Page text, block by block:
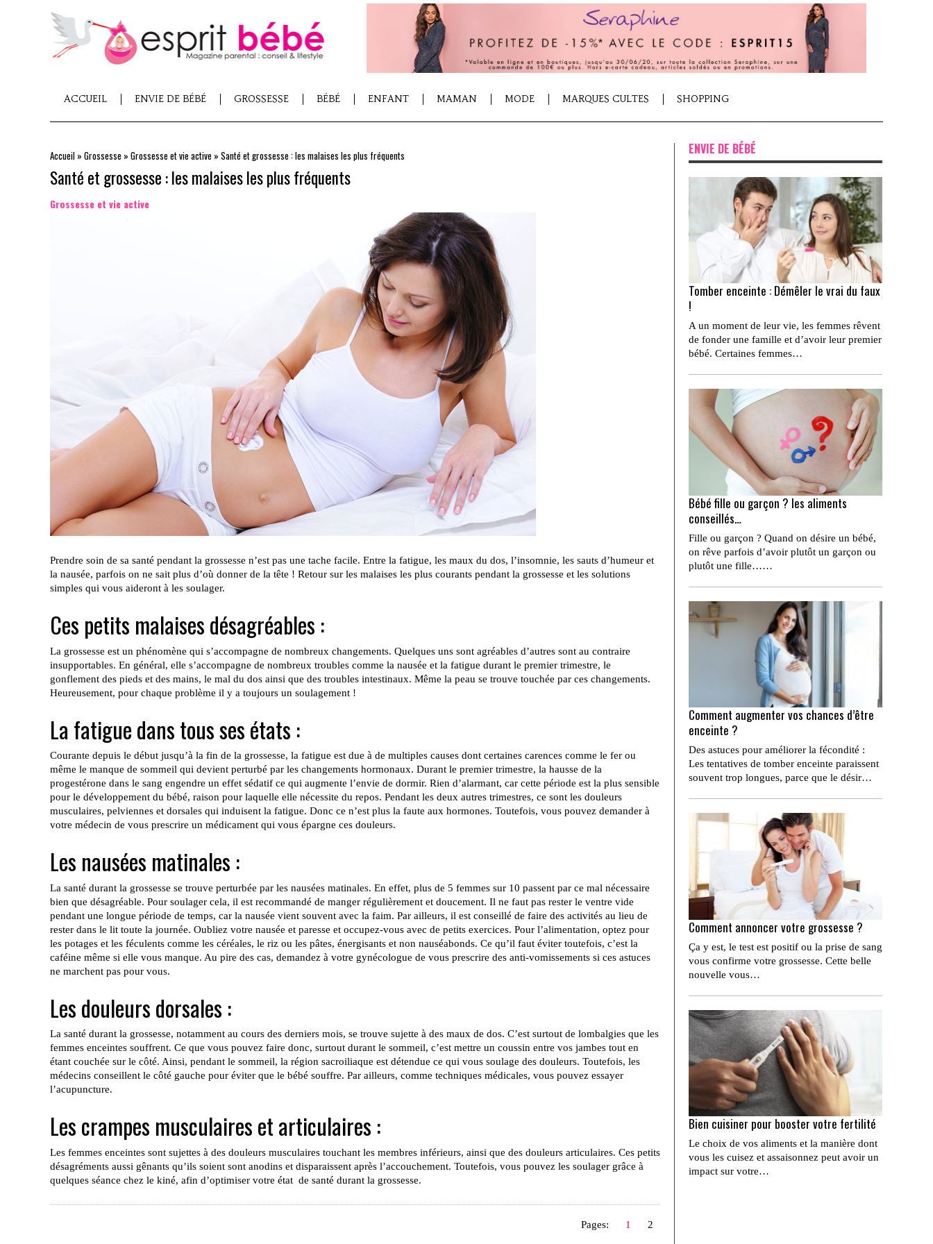
ACCUEIL ENVIE DE BÉBÉ GROSSESSE BÉBÉ ENFANT MAMAN MODE MARQUES CULTES SHOPPING
Accueil » Grossesse » Grossesse et vie active » Santé et grossesse : les malaises les plus fréquents
Santé et grossesse : les malaises les plus fréquents
Grossesse et vie active
Prendre soin de sa santé pendant la grossesse n’est pas une tache facile. Entre la fatigue, les maux du dos, l’insomnie, les sauts d’humeur et
la nausée, parfois on ne sait plus d’où donner de la tête ! Retour sur les malaises les plus courants pendant la grossesse et les solutions
simples qui vous aideront à les soulager.
Ces petits malaises désagréables :
La grossesse est un phénomène qui s’accompagne de nombreux changements. Quelques uns sont agréables d’autres sont au contraire
insupportables. En général, elle s’accompagne de nombreux troubles comme la nausée et la fatigue durant le premier trimestre, le
gonflement des pieds et des mains, le mal du dos ainsi que des troubles intestinaux. Même la peau se trouve touchée par ces changements.
Heureusement, pour chaque problème il y a toujours un soulagement !
La fatigue dans tous ses états :
Courante depuis le début jusqu’à la fin de la grossesse, la fatigue est due à de multiples causes dont certaines carences comme le fer ou
même le manque de sommeil qui devient perturbé par les changements hormonaux. Durant le premier trimestre, la hausse de la
progestérone dans le sang engendre un effet sédatif ce qui augmente l’envie de dormir. Rien d’alarmant, car cette période est la plus sensible
pour le développement du bébé, raison pour laquelle elle nécessite du repos. Pendant les deux autres trimestres, ce sont les douleurs
musculaires, pelviennes et dorsales qui induisent la fatigue. Donc ce n’est plus la faute aux hormones. Toutefois, vous pouvez demander à
votre médecin de vous prescrire un médicament qui vous épargne ces douleurs.
Les nausées matinales :
La santé durant la grossesse se trouve perturbée par les nausées matinales. En effet, plus de 5 femmes sur 10 passent par ce mal nécessaire
bien que désagréable. Pour soulager cela, il est recommandé de manger régulièrement et doucement. Il ne faut pas rester le ventre vide
pendant une longue période de temps, car la nausée vient souvent avec la faim. Par ailleurs, il est conseillé de faire des activités au lieu de
rester dans le lit toute la journée. Oubliez votre nausée et paresse et occupez-vous avec de petits exercices. Pour l’alimentation, optez pour
les potages et les féculents comme les céréales, le riz ou les pâtes, énergisants et non nauséabonds. Ce qu’il faut éviter toutefois, c’est la
caféine même si elle vous manque. Au pire des cas, demandez à votre gynécologue de vous prescrire des anti-vomissements si ces astuces
ne marchent pas pour vous.
Les douleurs dorsales :
La santé durant la grossesse, notamment au cours des derniers mois, se trouve sujette à des maux de dos. C’est surtout de lombalgies que les
femmes enceintes souffrent. Ce que vous pouvez faire donc, surtout durant le sommeil, c’est mettre un coussin entre vos jambes tout en
étant couchée sur le côté. Ainsi, pendant le sommeil, la région sacroiliaque est détendue ce qui vous soulage des douleurs. Toutefois, les
médecins conseillent le côté gauche pour éviter que le bébé souffre. Par ailleurs, comme techniques médicales, vous pouvez essayer
l’acupuncture.
Les crampes musculaires et articulaires :
Les femmes enceintes sont sujettes à des douleurs musculaires touchant les membres inférieurs, ainsi que des douleurs articulaires. Ces petits
désagréments aussi gênants qu’ils soient sont anodins et disparaissent après l’accouchement. Toutefois, vous pouvez les soulager grâce à
quelques séance chez le kiné, afin d’optimiser votre état de santé durant la grossesse.
Pages: 1 2
ENVIE DE BÉBÉ
Tomber enceinte : Démêler le vrai du faux
!
A un moment de leur vie, les femmes rêvent
de fonder une famille et d’avoir leur premier
bébé. Certaines femmes…
Bébé fille ou garçon ? les aliments
conseillés…
Fille ou garçon ? Quand on désire un bébé,
on rêve parfois d’avoir plutôt un garçon ou
plutôt une fille……
Comment augmenter vos chances d’être
enceinte ?
Des astuces pour améliorer la fécondité :
Les tentatives de tomber enceinte paraissent
souvent trop longues, parce que le désir…
Comment annoncer votre grossesse ?
Ça y est, le test est positif ou la prise de sang
vous confirme votre grossesse. Cette belle
nouvelle vous…
Bien cuisiner pour booster votre fertilité
Le choix de vos aliments et la manière dont
vous les cuisez et assaisonnez peut avoir un
impact sur votre…